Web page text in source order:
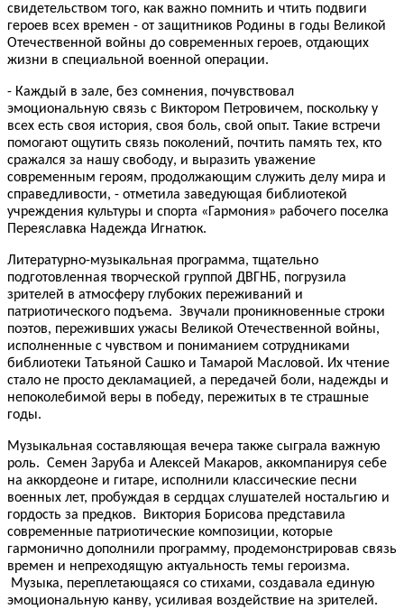
свидетельством того, как важно помнить и чтить подвиги
героев всех времен - от защитников Родины в годы Великой
Отечественной войны до современных героев, отдающих
жизни в специальной военной операции.
- Каждый в зале, без сомнения, почувствовал
эмоциональную связь с Виктором Петровичем, поскольку у
всех есть своя история, своя боль, свой опыт. Такие встречи
помогают ощутить связь поколений, почтить память тех, кто
сражался за нашу свободу, и выразить уважение
современным героям, продолжающим служить делу мира и
справедливости, - отметила заведующая библиотекой
учреждения культуры и спорта «Гармония» рабочего поселка
Переяславка Надежда Игнатюк.
Литературно-музыкальная программа, тщательно
подготовленная творческой группой ДВГНБ, погрузила
зрителей в атмосферу глубоких переживаний и
патриотического подъема. Звучали проникновенные строки
поэтов, переживших ужасы Великой Отечественной войны,
исполненные с чувством и пониманием сотрудниками
библиотеки Татьяной Сашко и Тамарой Масловой. Их чтение
стало не просто декламацией, а передачей боли, надежды и
непоколебимой веры в победу, пережитых в те страшные
годы.
Музыкальная составляющая вечера также сыграла важную
роль. Семен Заруба и Алексей Макаров, аккомпанируя себе
на аккордеоне и гитаре, исполнили классические песни
военных лет, пробуждая в сердцах слушателей ностальгию и
гордость за предков. Виктория Борисова представила
современные патриотические композиции, которые
гармонично дополнили программу, продемонстрировав связь
времен и непреходящую актуальность темы героизма.
Музыка, переплетающаяся со стихами, создавала единую
эмоциональную канву, усиливая воздействие на зрителей.